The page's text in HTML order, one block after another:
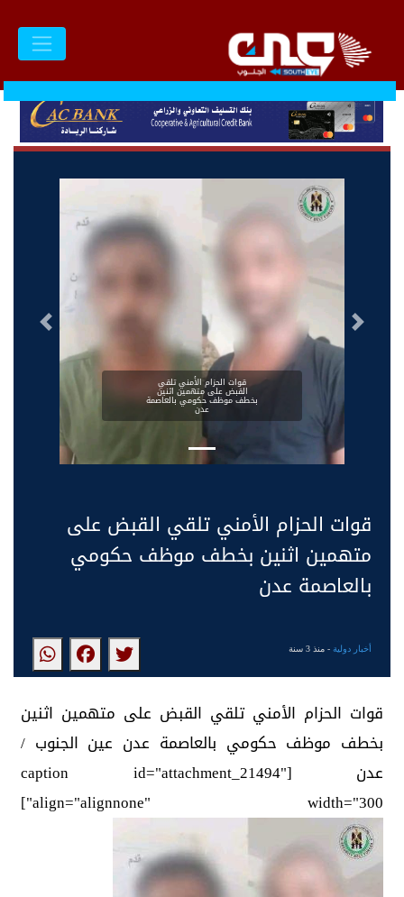
قوات الحزام الأمني تلقي
القبض على متهمين اثنين
بخطف موظف حكومي بالعاصمة
عدن
التالى السابق
قوات الحزام الأمني تلقي القبض على
متهمين اثنين بخطف موظف حكومي
بالعاصمة عدن
أخبار دولية- منذ 3 سنة
قوات الحزام الأمني تلقي القبض على متهمين اثنين
بخطف موظف حكومي بالعاصمة عدن عين الجنوب /
عدن [caption id="attachment_21494"
align="alignnone" width="300"]